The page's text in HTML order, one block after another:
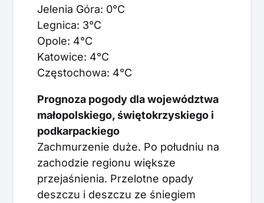
Jelenia Góra: 0°C
Legnica: 3°C
Opole: 4°C
Katowice: 4°C
Częstochowa: 4°C
Prognoza pogody dla województwa
małopolskiego, świętokrzyskiego i
podkarpackiego
Zachmurzenie duże. Po południu na
zachodzie regionu większe
przejaśnienia. Przelotne opady
deszczu i deszczu ze śniegiem